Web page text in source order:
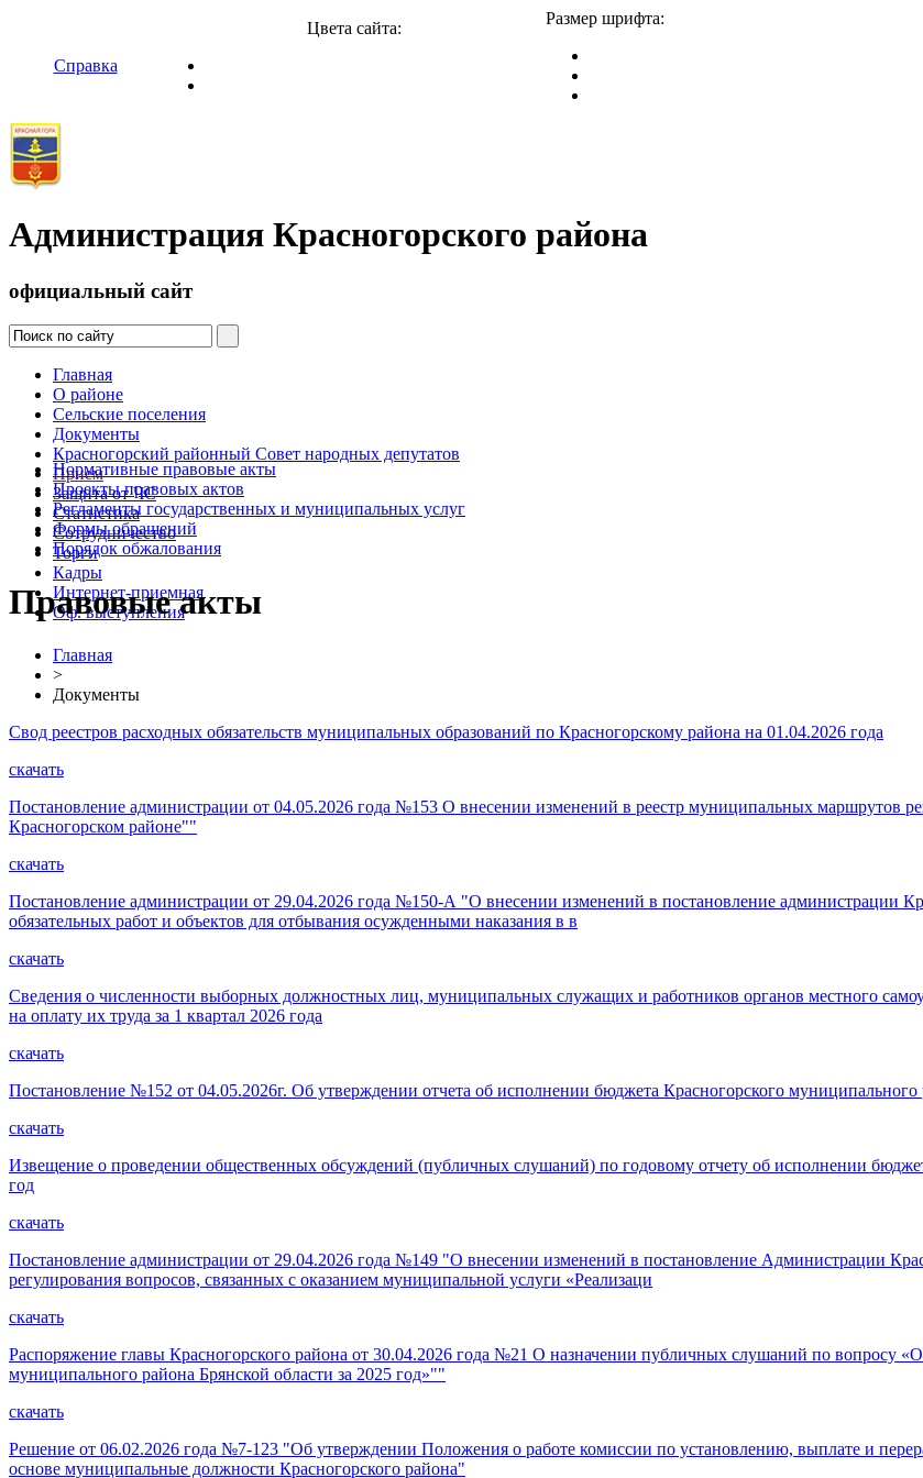
Справка
Цвета сайта:
Размер шрифта:
Администрация Красногорского района
официальный сайт
Главная
О районе
Сельские поселения
Документы
Красногорский районный Совет народных депутатов
Прием
Защита от ЧС
Статистика
Сотрудничество
Торги
Кадры
Интернет-приемная
Оф. выступления
Нормативные правовые акты
Проекты правовых актов
Регламенты государственных и муниципальных услуг
Формы обращений
Порядок обжалования
Правовые акты
Главная
>
Документы
Свод реестров расходных обязательств муниципальных образований по Красногорскому района на 01.04.2026 года
скачать
Постановление администрации от 04.05.2026 года №153 О внесении изменений в реестр муниципальных маршрутов
Красногорском районе""
скачать
Постановление администрации от 29.04.2026 года №150-А "О внесении изменений в постановление администрации
обязательных работ и объектов для отбывания осужденными наказания в в
скачать
Сведения о численности выборных должностных лиц, муниципальных служащих и работников органов местного
на оплату их труда за 1 квартал 2026 года
скачать
Постановление №152 от 04.05.2026г. Об утверждении отчета об исполнении бюджета Красногорского муниципального
скачать
Извещение о проведении общественных обсуждений (публичных слушаний) по годовому отчету об исполнении
год
скачать
Постановление администрации от 29.04.2026 года №149 "О внесении изменений в постановление Администрации
регулирования вопросов, связанных с оказанием муниципальной услуги «Реализаци
скачать
Распоряжение главы Красногорского района от 30.04.2026 года №21 О назначении публичных слушаний по вопросу
муниципального района Брянской области за 2025 год»""
скачать
Решение от 06.02.2026 года №7-123 "Об утверждении Положения о работе комиссии по установлению, выплате и
основе муниципальные должности Красногорского района"